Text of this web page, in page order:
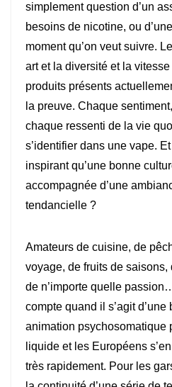
simplement question d’un
besoins de nicotine, ou
moment qu’on veut suivre.
art et la diversité et la
produits présents
la preuve. Chaque
chaque ressenti de la vie
s’identifier dans une vape.
inspirant qu’une bonne
accompagnée d’une
tendancielle ?
Amateurs de cuisine, de
voyage, de fruits de saisons,
de n’importe quelle
compte quand il s’agit d’une
animation psychosomatique
liquide et les Européens
très rapidement. Pour les